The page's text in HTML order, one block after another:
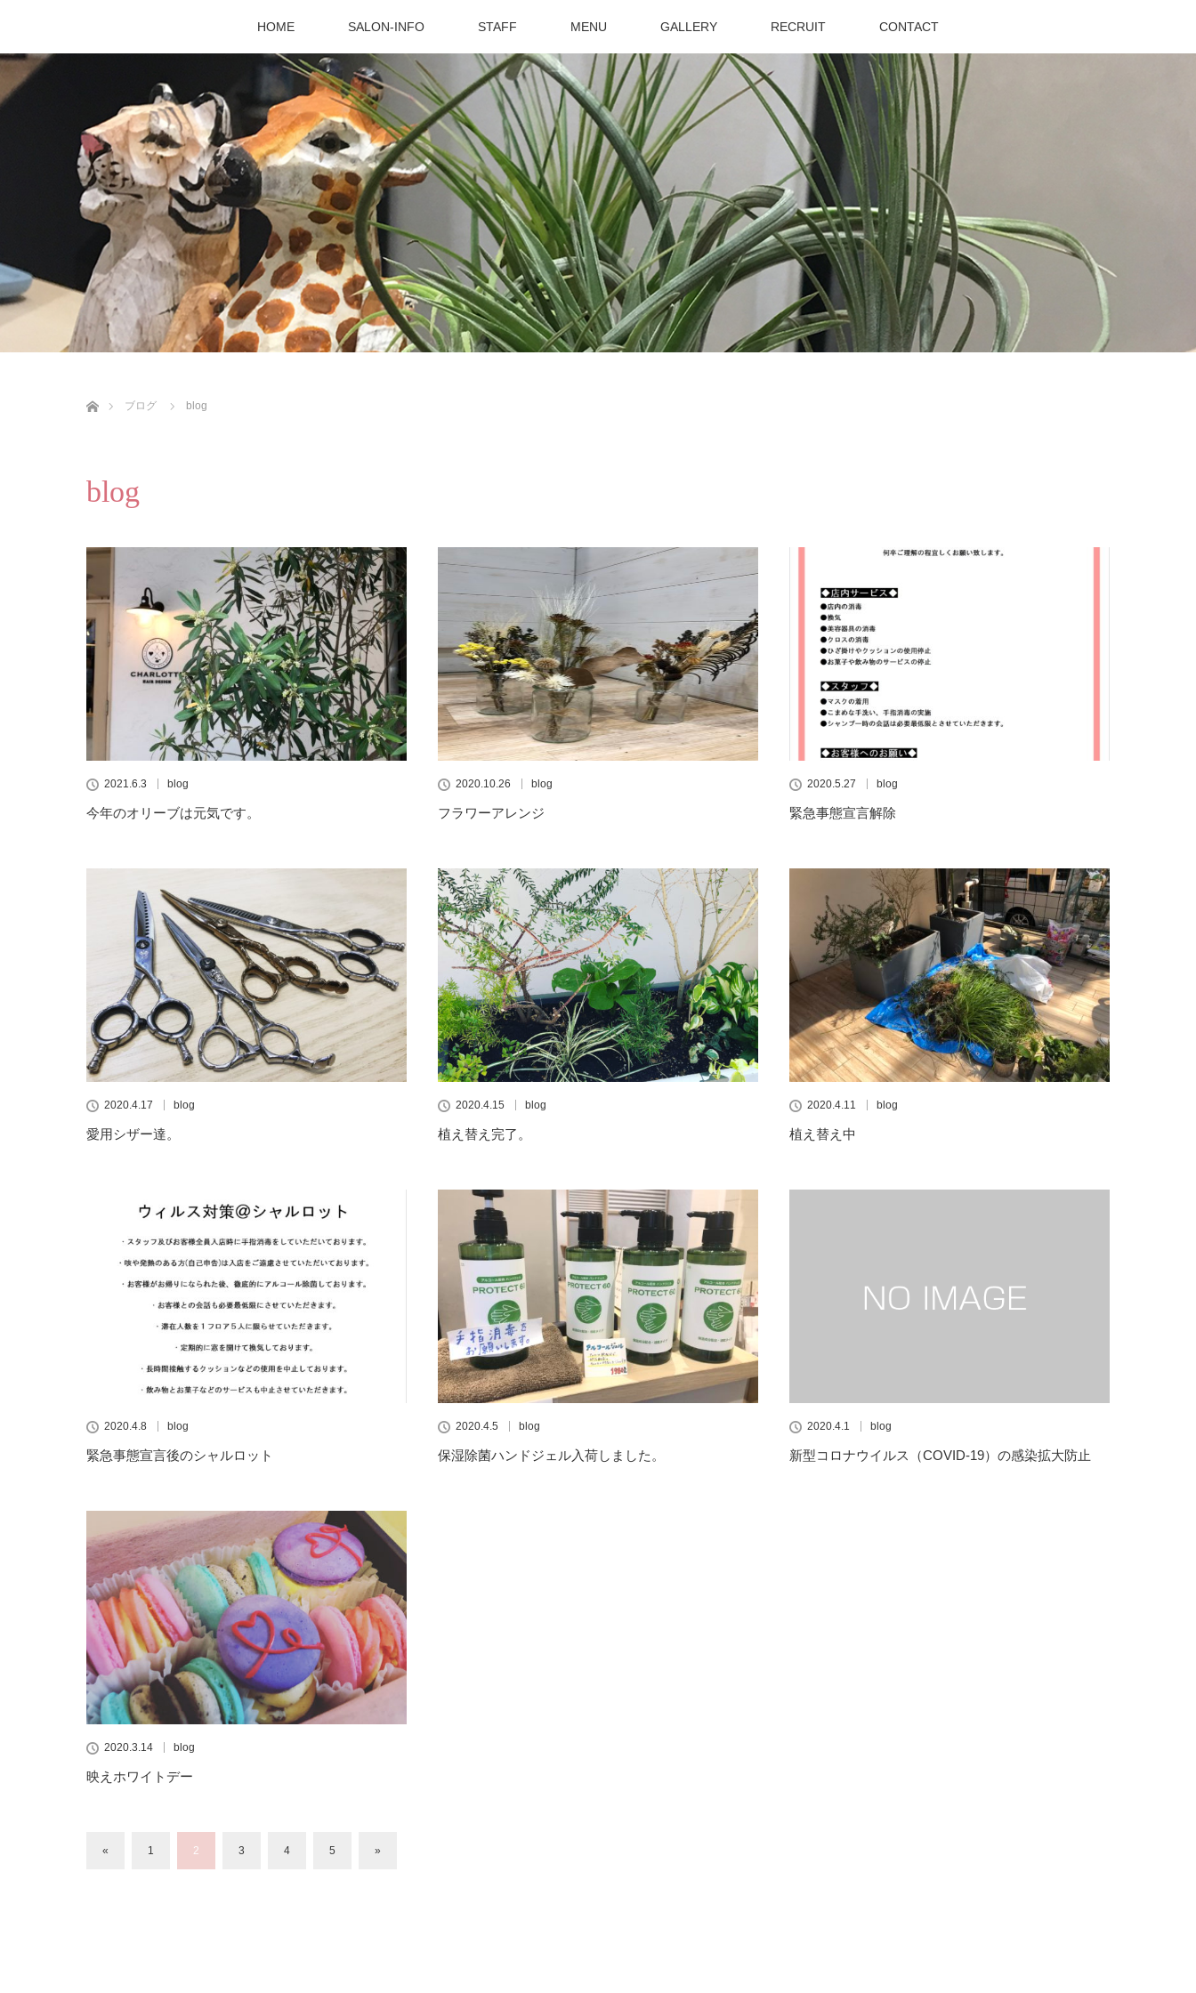
HOME SALON-INFO STAFF MENU GALLERY RECRUIT CONTACT
ブログ
blog
blog
2021.6.3 blog
今年のオリーブは元気です。
2020.10.26 blog
フラワーアレンジ
2020.5.27 blog
緊急事態宣言解除
2020.4.17 blog
愛用シザー達。
2020.4.15 blog
植え替え完了。
2020.4.11 blog
植え替え中
2020.4.8 blog
緊急事態宣言後のシャルロット
2020.4.5 blog
保湿除菌ハンドジェル入荷しました。
2020.4.1 blog
新型コロナウイルス（COVID-19）の感染拡大防止
2020.3.14 blog
映えホワイトデー
« 1 2 3 4 5 »